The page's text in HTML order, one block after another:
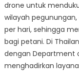
drone untuk
wilayah
per hari, sehingga
bagi petani. Di
dengan Department
menghadirkan